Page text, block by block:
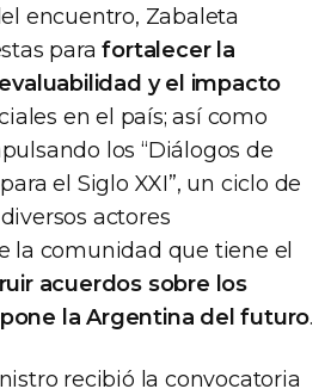
encuentro, Zabaleta
parafortalecer la
y el impacto
en el país; así como
los “Diálogos de
el Siglo XXI”, un ciclo de
actores
la comunidad que tiene el
acuerdos sobre los
la Argentina del futuro.
recibió la convocatoria